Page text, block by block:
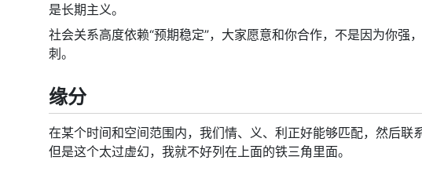
是长期主义。
社会关系高度依赖“预期稳定”，大家愿意和你合作，不是因为你
刺。
缘分
在某个时间和空间范围内，我们情、义、利正好能够匹配，然后联
但是这个太过虚幻，我就不好列在上面的铁三角里面。